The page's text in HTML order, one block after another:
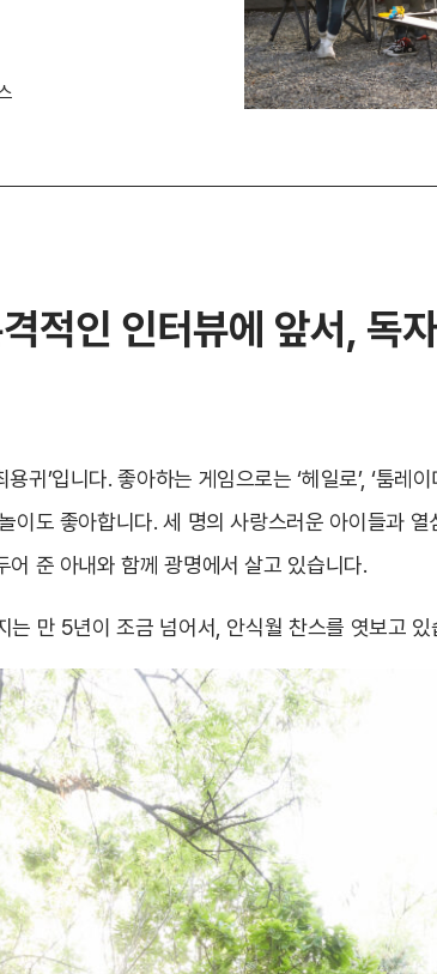
적인 인터뷰에 앞서, 독
귀’입니다. 좋아하는 게임으로는 ‘헤일로’, ‘툼레이
이도 좋아합니다. 세 명의 사랑스러운 아이들과 열
어 준 아내와 함께 광명에서 살고 있습니다.
는 만 5년이 조금 넘어서, 안식월 찬스를 엿보고 있